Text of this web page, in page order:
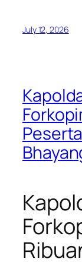
July 12, 2026